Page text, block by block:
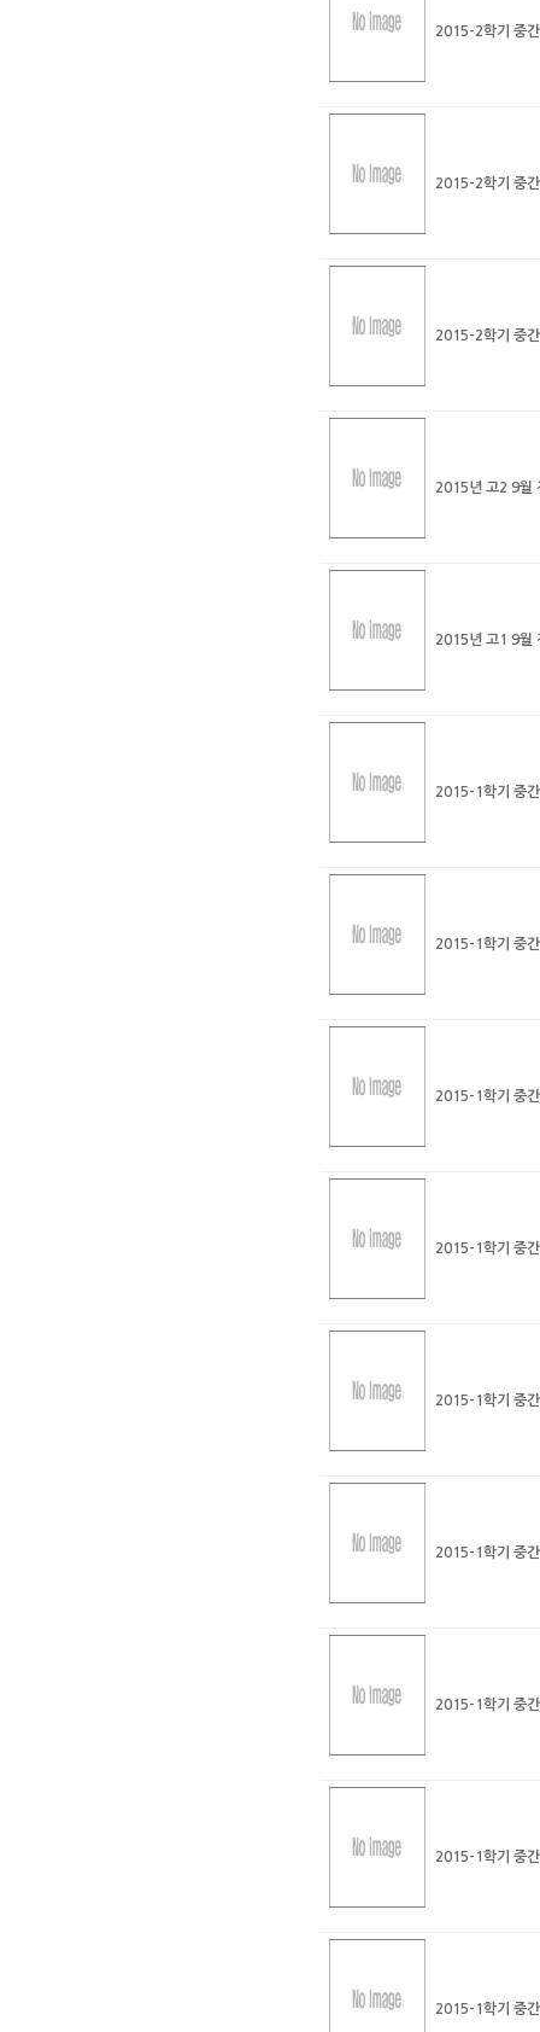
2015-2학기 중
2015-2학기 중
2015-2학기 중
2015년 고2 9월
2015년 고1 9월
2015-1학기 중
2015-1학기 중
2015-1학기 중
2015-1학기 중
2015-1학기 중
2015-1학기 중
2015-1학기 중
2015-1학기 중
2015-1학기 중